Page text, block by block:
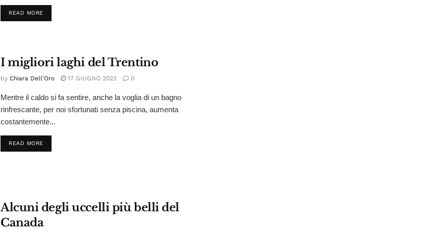
READ MOREDETAILS
I migliori laghi del Trentino
by Chiara Dell'Oro 17 GIUGNO 2022 0
Mentre il caldo si fa sentire, anche la voglia di un bagno
rinfrescante, per noi sfortunati senza piscina, aumenta
costantemente...
READ MOREDETAILS
Alcuni degli uccelli più belli del
Canada